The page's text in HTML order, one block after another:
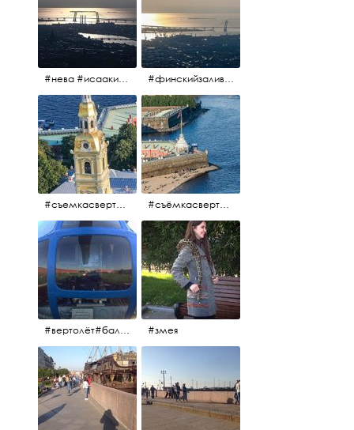
#нева #исаакий #исаакиевскийсобор #нева #васильевскийостров #адмиралтейскийрайон #финскийзалив #дворцовыймост #небонадпитером #осень2017 #финскийзалив #маркизовалужа #нева
#съемкасвертолета #вертолёт #съёмкасвертолёта #петропавловскаякрепость #заячийостров #санктпетербург #съёмкасвертолёта #питер #петропавловскаякрепость #нева #осень2017
#вертолёт#балтийскиеавиалинии #петропавловскаякрепость #заячийостров #полётынадпитером #полётынадгородом #полёты #змея